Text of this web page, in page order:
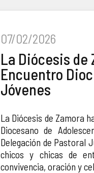
07/02/2026
La Diócesis de
Encuentro
Jóvenes
La Diócesis de Zamora
Diocesano de
Delegación de Pastoral
chicos y chicas de
convivencia, oración y